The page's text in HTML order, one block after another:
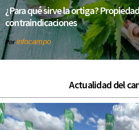
¿Para qué sirve la ortiga?
contraindicaciones
Por infocampo
Actualidad del